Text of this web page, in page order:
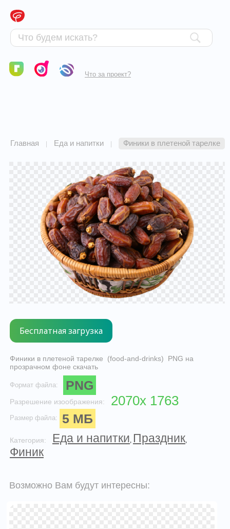
Что за проект?
Главная | Еда и напитки | Финики в плетеной тарелке
Финики в плетеной тарелке (food-and-drinks) PNG на
прозрачном фоне скачать
Формат файла: PNG
Разрешение изоображения: 2070x 1763
Размер файла: 5 МБ
Категория: Еда и напитки Праздник
Финик
Возможно Вам будут интересны: